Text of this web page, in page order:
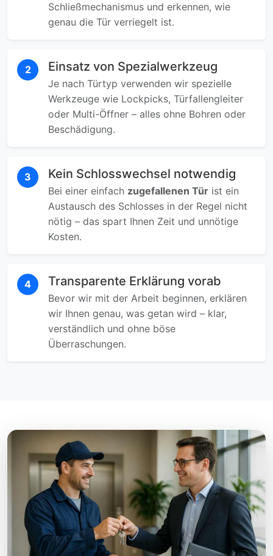
Schließmechanismus und erkennen, wie
genau die Tür verriegelt ist.
2 Einsatz von Spezialwerkzeug
Je nach Türtyp verwenden wir spezielle
Werkzeuge wie Lockpicks, Türfallengleiter
oder Multi-Öffner – alles ohne Bohren oder
Beschädigung.
3 Kein Schlosswechsel notwendig
Bei einer einfach zugefallenen Tür ist ein
Austausch des Schlosses in der Regel nicht
nötig – das spart Ihnen Zeit und unnötige
Kosten.
4 Transparente Erklärung vorab
Bevor wir mit der Arbeit beginnen, erklären
wir Ihnen genau, was getan wird – klar,
verständlich und ohne böse
Überraschungen.